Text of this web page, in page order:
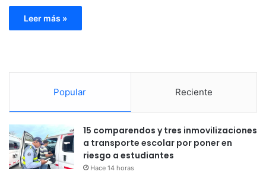
Leer más »
Popular Reciente
15 comparendos y tres inmovilizaciones
a transporte escolar por poner en
riesgo a estudiantes
Hace 14 horas